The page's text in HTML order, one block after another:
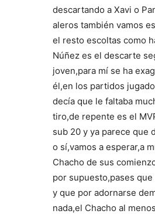
descartando a Xavi o
aleros también vamos
el resto escoltas como
Núñez es el descarte
joven,para mí se ha
él,en los partidos
decía que le faltaba
tiro,de repente es el
sub 20 y ya parece que
o sí,vamos a esperar,a
Chacho de sus
por supuesto,pases
y que por adornarse
nada,el Chacho al